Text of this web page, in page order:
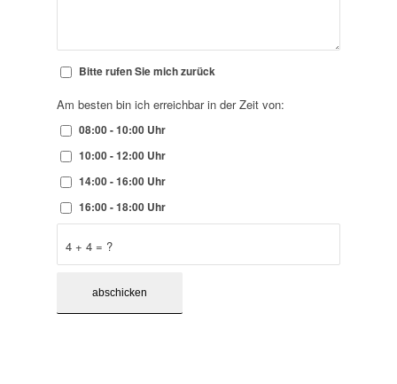
Bitte rufen Sie mich zurück
Am besten bin ich erreichbar in der Zeit von:
08:00 - 10:00 Uhr
10:00 - 12:00 Uhr
14:00 - 16:00 Uhr
16:00 - 18:00 Uhr
4 + 4 = ?